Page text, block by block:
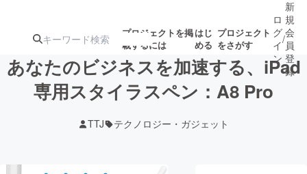
プロジェクトを掲
載するには
はじ
める
プロジェクト
をさがす
ターン
ジェクト
ロジェクト
ロ
グ
イ
ン
/
新
規
会
員
登
録
あなたのビジネスを加速する、iPad
専用スタイラスペン：A8 Pro
TTJ テクノロジー・ガジェット